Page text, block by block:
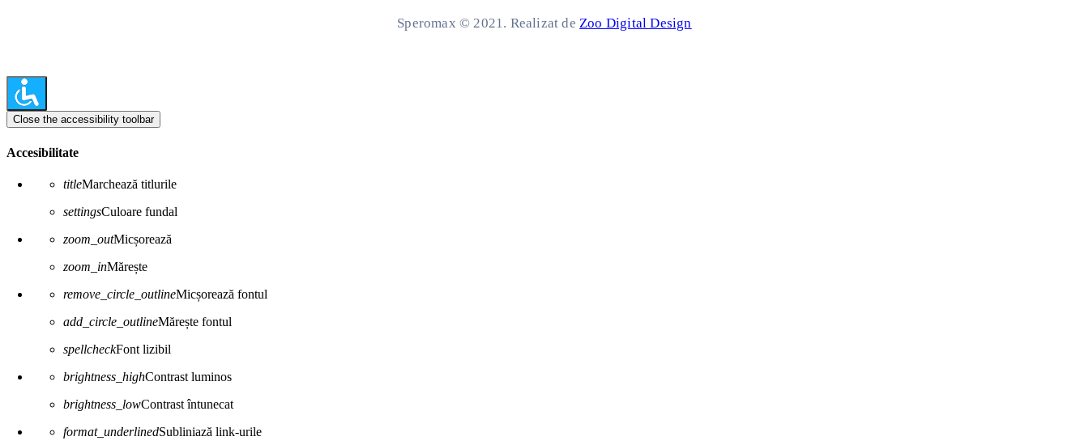
Speromax © 2021. Realizat deZoo Digital Design
Close the accessibility toolbar
Accesibilitate
titleMarchează titlurile
settingsCuloare fundal
zoom_outMicșorează
zoom_inMărește
remove_circle_outlineMicșorează fontul
add_circle_outlineMărește fontul
spellcheckFont lizibil
brightness_highContrast luminos
brightness_lowContrast întunecat
format_underlinedSubliniază link-urile